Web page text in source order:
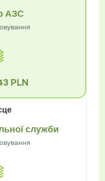
АЗС
PLN
служби